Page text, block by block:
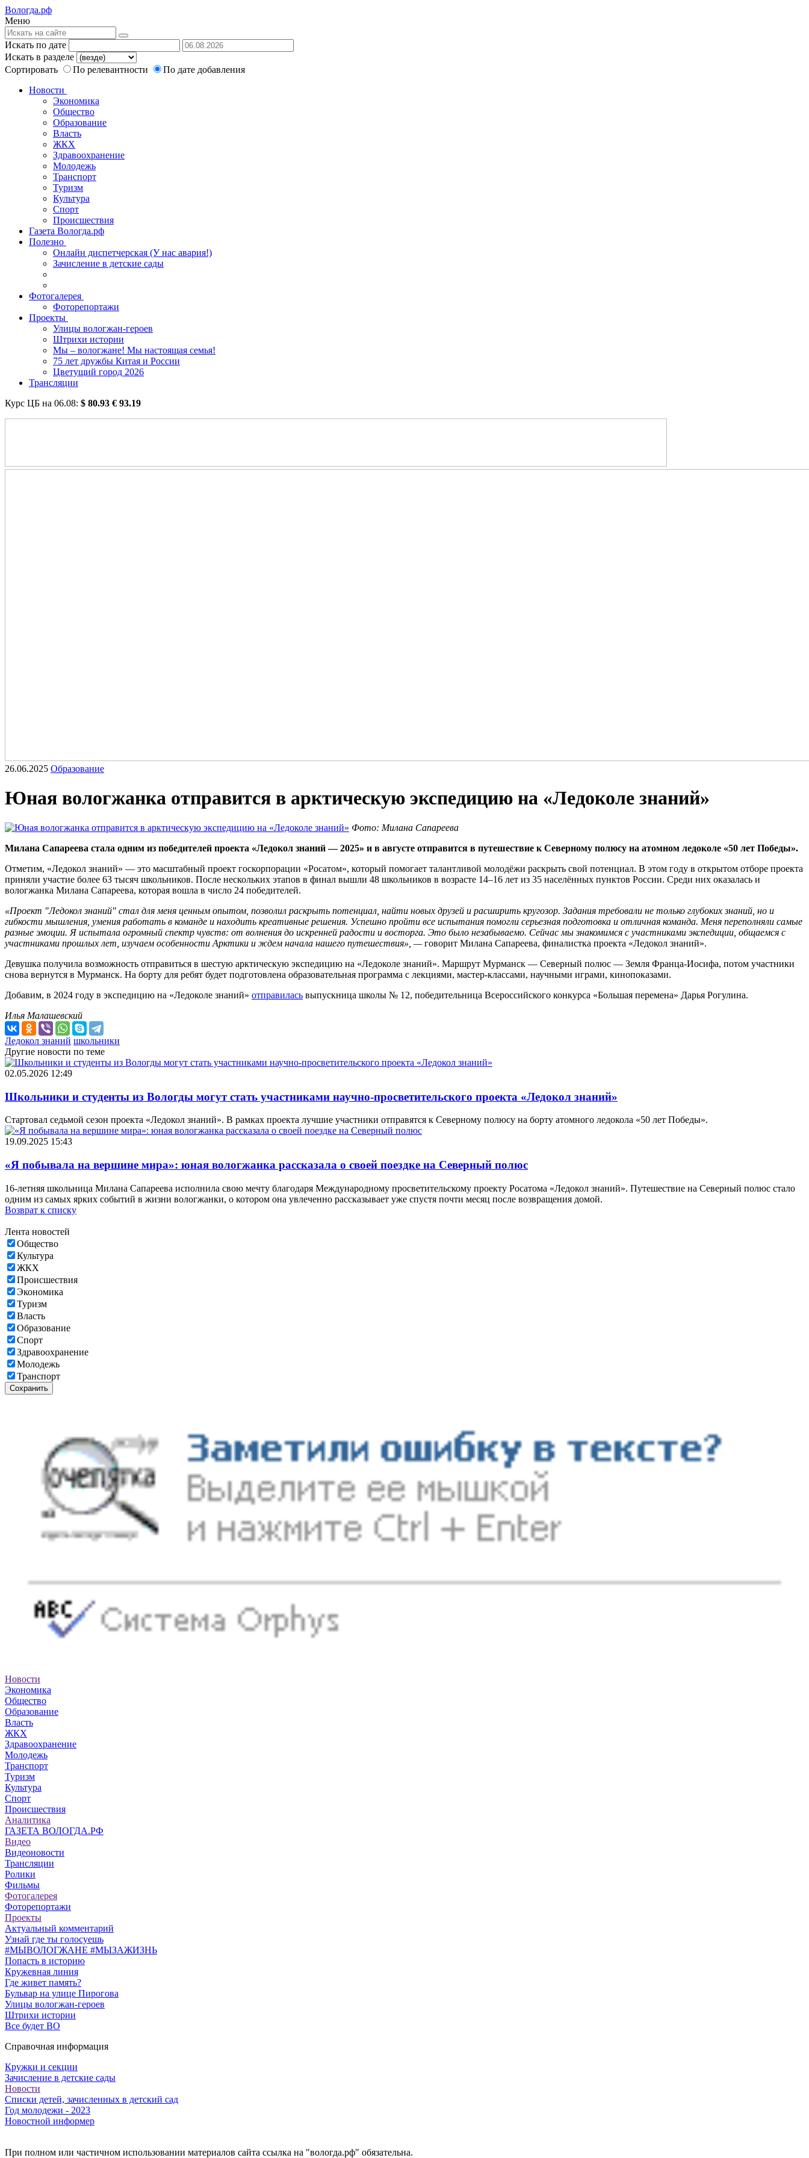
Вологда.рф
Меню
Искать по дате
Искать в разделе
Сортировать
По релевантности
По дате добавления
Новости
Экономика
Общество
Образование
Власть
ЖКХ
Здравоохранение
Молодежь
Транспорт
Туризм
Культура
Спорт
Происшествия
Газета Вологда.рф
Полезно
Онлайн диспетчерская (У нас авария!)
Зачисление в детские сады
Фотогалерея
Фоторепортажи
Проекты
Улицы вологжан-героев
Штрихи истории
Мы – вологжане! Мы настоящая семья!
75 лет дружбы Китая и России
Цветущий город 2026
Трансляции
Курс ЦБ на 06.08: $ 80.93 € 93.19
26.06.2025 Образование
Юная вологжанка отправится в арктическую экспедицию на «Ледоколе знаний»
Фото: Милана Сапареева
Милана Сапареева стала одним из победителей проекта «Ледокол знаний — 2025» и в августе отправится в путешествие к Северному полюсу на атомном ледоколе «50 лет Победы».
Отметим, «Ледокол знаний» — это масштабный проект госкорпорации «Росатом», который помогает талантливой молодёжи раскрыть свой потенциал. В этом году в открытом отборе проекта
приняли участие более 63 тысяч школьников. После нескольких этапов в финал вышли 48 школьников в возрасте 14–16 лет из 35 населённых пунктов России. Среди них оказалась и
вологжанка Милана Сапареева, которая вошла в число 24 победителей.
«Проект "Ледокол знаний" стал для меня ценным опытом, позволил раскрыть потенциал, найти новых друзей и расширить кругозор. Задания требовали не только глубоких знаний, но и
гибкости мышления, умения работать в команде и находить креативные решения. Успешно пройти все испытания помогли серьезная подготовка и отличная команда. Меня переполняли самые
разные эмоции. Я испытала огромный спектр чувств: от волнения до искренней радости и восторга. Это было незабываемо. Сейчас мы знакомимся с участниками экспедиции, общаемся с
участниками прошлых лет, изучаем особенности Арктики и ждем начала нашего путешествия», —говорит Милана Сапареева, финалистка проекта «Ледокол знаний».
Девушка получила возможность отправиться в шестую арктическую экспедицию на «Ледоколе знаний». Маршрут Мурманск — Северный полюс — Земля Франца-Иосифа, потом участники
снова вернутся в Мурманск. На борту для ребят будет подготовлена образовательная программа с лекциями, мастер-классами, научными играми, кинопоказами.
Добавим, в 2024 году в экспедицию на «Ледоколе знаний» отправилась выпускница школы № 12, победительница Всероссийского конкурса «Большая перемена» Дарья Рогулина.
Илья Малашевский
Ледокол знаний школьники
Другие новости по теме
02.05.2026 12:49
Школьники и студенты из Вологды могут стать участниками научно-просветительского проекта «Ледокол знаний»
Стартовал седьмой сезон проекта «Ледокол знаний». В рамках проекта лучшие участники отправятся к Северному полюсу на борту атомного ледокола «50 лет Победы».
19.09.2025 15:43
«Я побывала на вершине мира»: юная вологжанка рассказала о своей поездке на Северный полюс
16-летняя школьница Милана Сапареева исполнила свою мечту благодаря Международному просветительскому проекту Росатома «Ледокол знаний». Путешествие на Северный полюс стало
одним из самых ярких событий в жизни вологжанки, о котором она увлеченно рассказывает уже спустя почти месяц после возвращения домой.
Возврат к списку
Лента новостей
Общество
Культура
ЖКХ
Происшествия
Экономика
Туризм
Власть
Образование
Спорт
Здравоохранение
Молодежь
Транспорт
Сохранить
Новости
Экономика
Общество
Образование
Власть
ЖКХ
Здравоохранение
Молодежь
Транспорт
Туризм
Культура
Спорт
Происшествия
Аналитика
ГАЗЕТА ВОЛОГДА.РФ
Видео
Видеоновости
Трансляции
Ролики
Фильмы
Фотогалерея
Фоторепортажи
Проекты
Актуальный комментарий
Узнай где ты голосуешь
#МЫВОЛОГЖАНЕ #МЫЗАЖИЗНЬ
Попасть в историю
Кружевная линия
Где живет память?
Бульвар на улице Пирогова
Улицы вологжан-героев
Штрихи истории
Все будет ВО
Справочная информация
Кружки и секции
Зачисление в детские сады
Новости
Списки детей, зачисленных в детский сад
Год молодежи - 2023
Новостной информер
При полном или частичном использовании материалов сайта ссылка на "вологда.рф" обязательна.